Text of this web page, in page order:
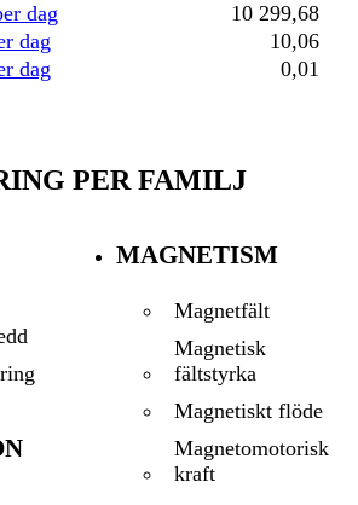
dag
10 299,68
dag
10,06
dag
0,01
PER FAMILJ
MAGNETISM
Magnetfält
Magnetisk
fältstyrka
Magnetiskt flöde
Magnetomotorisk
kraft